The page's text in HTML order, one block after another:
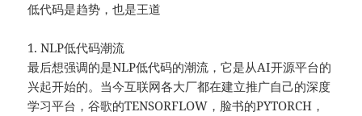
低代码是趋势，也是王道
1. NLP低代码潮流
最后想强调的是NLP低代码的潮流，它是从AI开源平台的
兴起开始的。当今互联网各大厂都在建立推广自己的深度
学习平台，谷歌的TENSORFLOW，脸书的PYTORCH，